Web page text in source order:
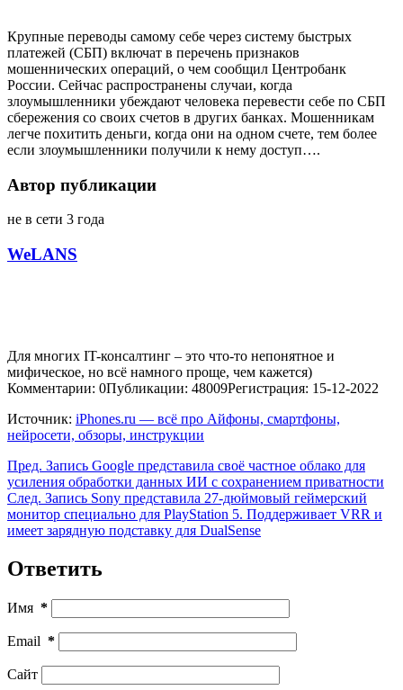
Крупные переводы самому себе через систему быстрых
платежей (СБП) включат в перечень признаков
мошеннических операций, о чем сообщил Центробанк
России. Сейчас распространены случаи, когда
злоумышленники убеждают человека перевести себе по СБП
сбережения со своих счетов в других банках. Мошенникам
легче похитить деньги, когда они на одном счете, тем более
если злоумышленники получили к нему доступ….
Автор публикации
не в сети 3 года
WeLANS
Для многих IT-консалтинг – это что-то непонятное и
мифическое, но всё намного проще, чем кажется)
Комментарии: 0Публикации: 48009Регистрация: 15-12-2022
Источник: iPhones.ru — всё про Айфоны, смартфоны,
нейросети, обзоры, инструкции
Пред. Запись Google представила своё частное облако для
усиления обработки данных ИИ с сохранением приватности
След. Запись Sony представила 27-дюймовый геймерский
монитор специально для PlayStation 5. Поддерживает VRR и
имеет зарядную подставку для DualSense
Ответить
Имя *
Email *
Сайт